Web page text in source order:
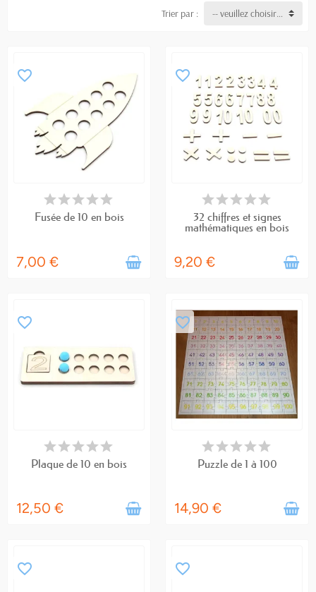
Trier par : -- veuillez choisir --
DERNIERS ARTICLES EN STOCK
favorite_border
Fusée de 10 en bois
7,00 €
EN STOCK
favorite_border
32 chiffres et signes
mathématiques en bois
9,20 €
EN STOCK
favorite_border
Plaque de 10 en bois
12,50 €
EN STOCK
favorite_border
Puzzle de 1 à 100
14,90 €
favorite_border favorite_border